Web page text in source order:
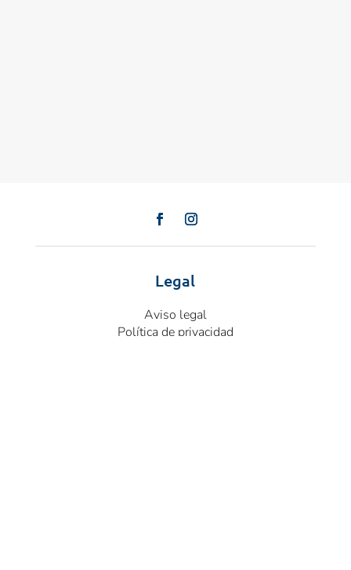
Legal
Aviso legal
Política de privacidad